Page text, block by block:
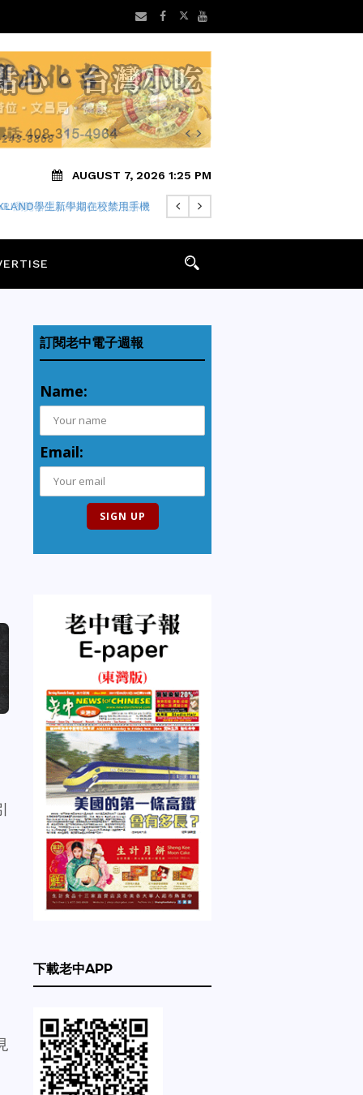
AUGUST 7, 2026 1:25 PM
瀏覽器隱私中繼仍可能洩露IP
訂閱老中電子週報
Name:
Email:
下載老中APP